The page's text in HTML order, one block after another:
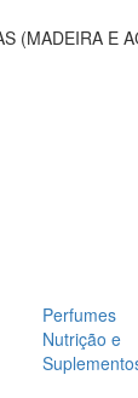
(MADEIRA E
Perfumes
Nutrição e